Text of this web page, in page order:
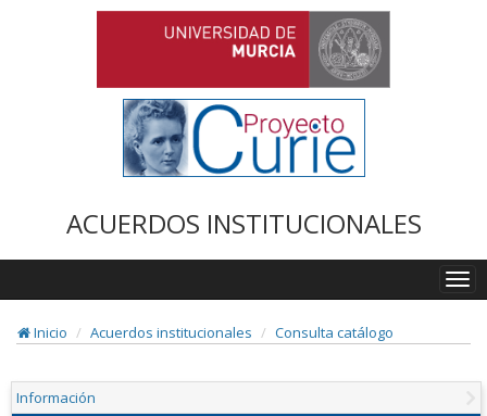
ACUERDOS INSTITUCIONALES
Inicio
Acuerdos institucionales Consulta catálogo
Información